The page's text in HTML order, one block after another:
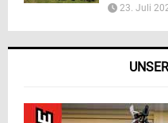
23. Juli